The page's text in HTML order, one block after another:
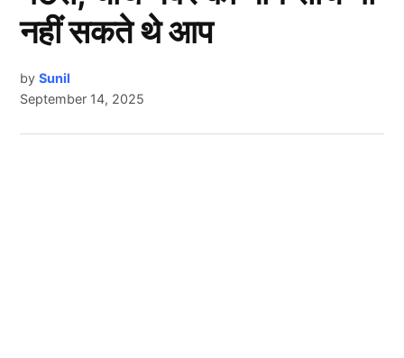
नहीं सकते थे आप
by Sunil
September 14, 2025